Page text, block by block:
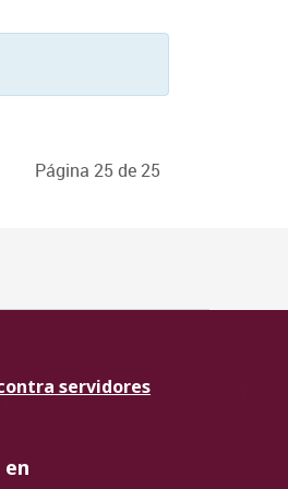
Página 25 de 25
servidores